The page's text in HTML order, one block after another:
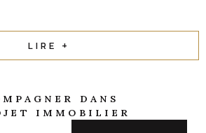
LIRE +
DANS
IMMOBILIER